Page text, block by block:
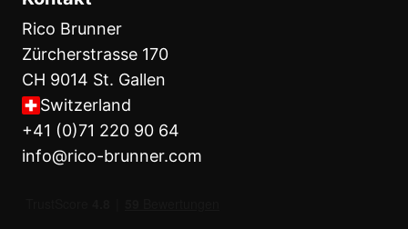
Rico Brunner
Zürcherstrasse 170
CH 9014 St. Gallen
Switzerland
+41 (0)71 220 90 64
info@rico-brunner.com